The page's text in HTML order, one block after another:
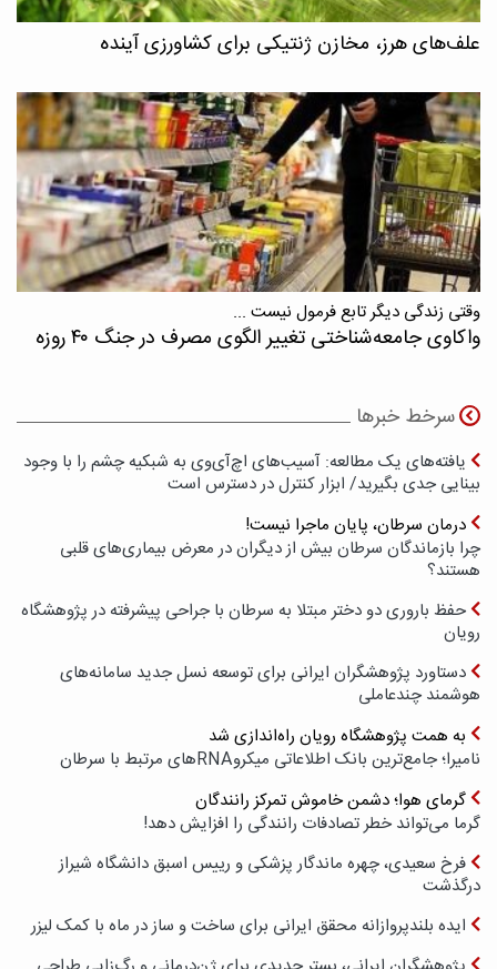
علف‌های هرز، مخازن ژنتیکی برای کشاورزی آینده
وقتی زندگی دیگر تابع فرمول نیست ...
واکاوی جامعه‌شناختی تغییر الگوی مصرف در جنگ ۴۰ روزه
سرخط خبرها
یافته‌های یک مطالعه: آسیب‌های اچ‌آی‌وی به شبکیه چشم را با وجود
بینایی جدی بگیرید/ ابزار کنترل در دسترس است
درمان سرطان، پایان ماجرا نیست!
چرا بازماندگان سرطان بیش از دیگران در معرض بیماری‌های قلبی
هستند؟
حفظ باروری دو دختر مبتلا به سرطان با جراحی پیشرفته در پژوهشگاه
رویان
دستاورد پژوهشگران ایرانی برای توسعه نسل جدید سامانه‌های
هوشمند چندعاملی
به همت پژوهشگاه رویان راه‌اندازی شد
نامیرا؛ جامع‌ترین بانک اطلاعاتی میکروRNAهای مرتبط با سرطان
گرمای هوا؛ دشمن خاموش تمرکز رانندگان
گرما می‌تواند خطر تصادفات رانندگی را افزایش دهد!
فرخ سعیدی، چهره ماندگار پزشکی و رییس اسبق دانشگاه شیراز
درگذشت
ایده بلندپروازانه محقق ایرانی برای ساخت و ساز در ماه با کمک لیزر